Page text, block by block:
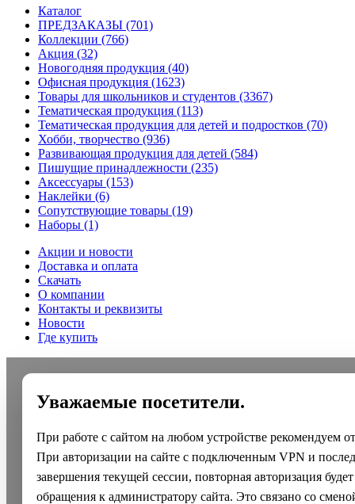
Каталог
ПРЕДЗАКАЗЫ (701)
Коллекции (766)
Акция (32)
Новогодняя продукция (40)
Офисная продукция (1623)
Товары для школьников и студентов (3367)
Тематическая продукция (113)
Тематическая продукция для детей и подростков (70)
Хобби, творчество (936)
Развивающая продукция для детей (584)
Пишущие принадлежности (235)
Аксессуары (153)
Наклейки (6)
Сопутствующие товары (19)
Наборы (1)
Акции и новости
Доставка и оплата
Скачать
О компании
Контакты и реквизиты
Новости
Где купить
Уважаемые посетители.
При работе с сайтом на любом устройстве рекомендуем
При авторизации на сайте с подключенным VPN и
завершения текущей сессии, повторная авторизация
обращения к администратору сайта. Это связано со